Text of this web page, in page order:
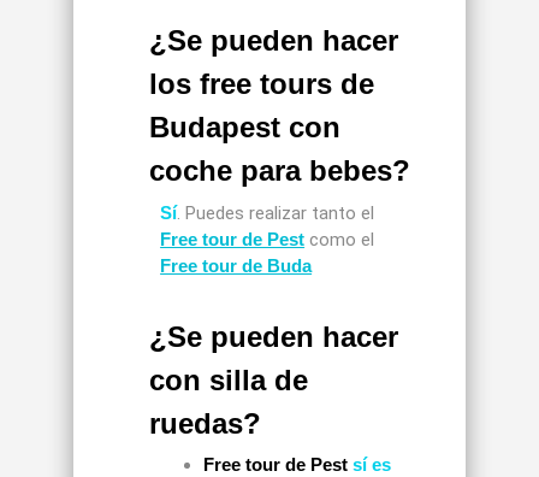
¿Se pueden hacer
los free tours de
Budapest con
coche para bebes?
Sí. Puedes realizar tanto el
Free tour de Pest como el
Free tour de Buda
¿Se pueden hacer
con silla de
ruedas?
Free tour de Pest sí es